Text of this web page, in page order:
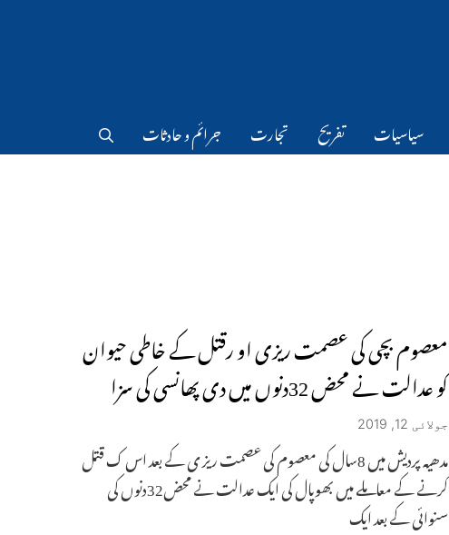
سیاسیات تفریح تجارت جرائم و حادثات
معصوم بچی کی عصمت ریزی او رقتل کے خاطی حیوان
کو عدالت نے محض 32دنوں میں دی پھانسی کی سزا
جولائی 12, 2019
مدھیہ پردیش میں 8سال کی معصوم کی عصمت ریز ی کے بعد اس ک قتل
کرنے کے معاملے میں بھوپال کی ایک عدالت نے محض32دنوں کی
سنوائی کے بعد ایک